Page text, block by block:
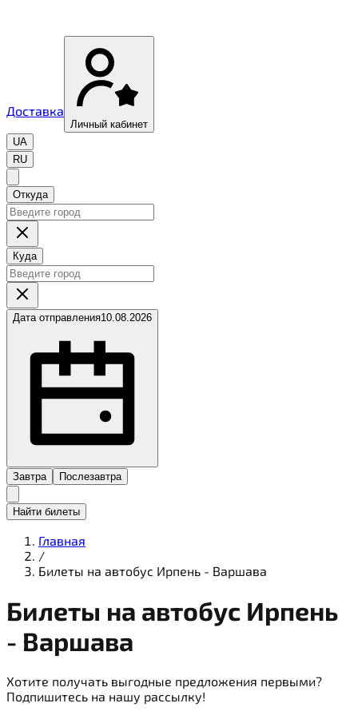
Доставка
Личный кабинет
UA
RU
Откуда
Куда
Дата отправления10.08.2026
Завтра Послезавтра
Найти билеты
Главная
/
Билеты на автобус Ирпень - Варшава
Билеты на автобус Ирпень
- Варшава
Хотите получать выгодные предложения первыми?
Подпишитесь на нашу рассылку!